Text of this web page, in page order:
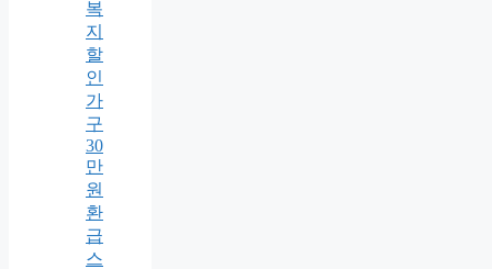
복
지
할
인
가
구
30
만
원
환
급
스